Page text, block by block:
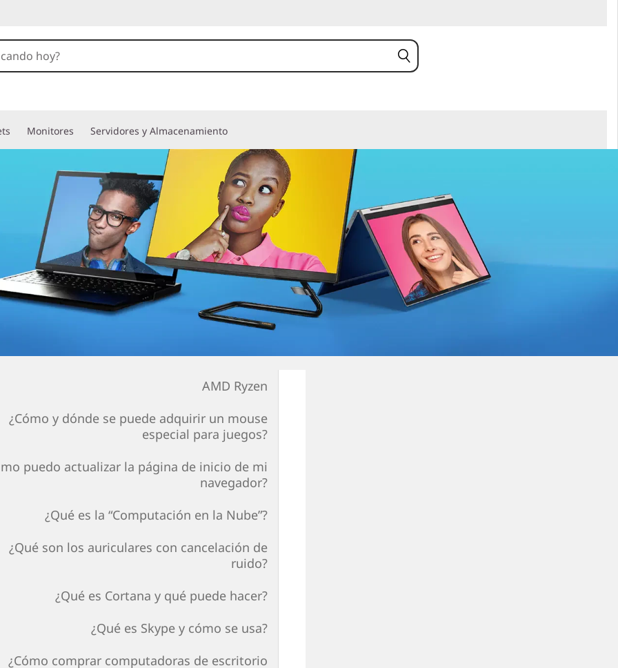
Monitores Servidores y Almacenamiento
AMD Ryzen
¿Cómo y dónde se puede adquirir un mouse
especial para juegos?
puedo actualizar la página de inicio de mi
navegador?
¿Qué es la “Computación en la Nube”?
¿Qué son los auriculares con cancelación de
ruido?
¿Qué es Cortana y qué puede hacer?
¿Qué es Skype y cómo se usa?
¿Cómo comprar computadoras de escritorio